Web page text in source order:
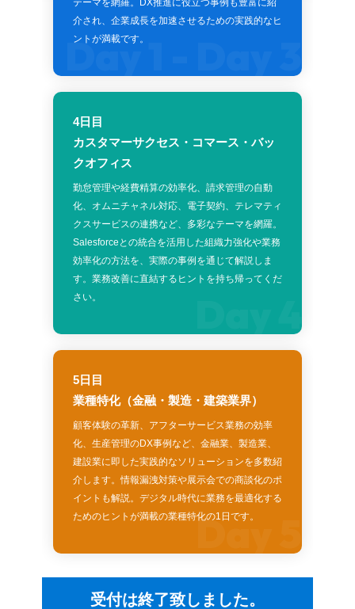
Day 1 - Day 3
介され、企業成長を加速させるための実践的なヒ
ントが満載です。
4日目
カスタマーサクセス・コマース・バッ
クオフィス
Day 4
勤怠管理や経費精算の効率化、請求管理の自動
化、オムニチャネル対応、電子契約、テレマティ
クスサービスの連携など、多彩なテーマを網羅。
Salesforceとの統合を活用した組織力強化や業務
効率化の方法を、実際の事例を通じて解説しま
す。業務改善に直結するヒントを持ち帰ってくだ
さい。
5日目
業種特化（金融・製造・建築業界）
Day 5
顧客体験の革新、アフターサービス業務の効率
化、生産管理のDX事例など、金融業、製造業、
建設業に即した実践的なソリューションを多数紹
介します。情報漏洩対策や展示会での商談化のポ
イントも解説。デジタル時代に業務を最適化する
ためのヒントが満載の業種特化の1日です。
受付は終了致しました。